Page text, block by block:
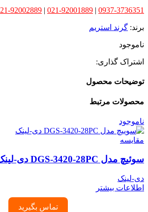
0937-3736351
|
021-92001889
|
92002889
برند: گرند استریم
ناموجود
اشتراک گذاری:
توضیحات محصول
محصولات مرتبط
ناموجود
مقایسه
سوئیچ مدل DGS-3420-28PC دی-لینک
دی-لینک
اطلاعات بیشتر
تماس بگیرید